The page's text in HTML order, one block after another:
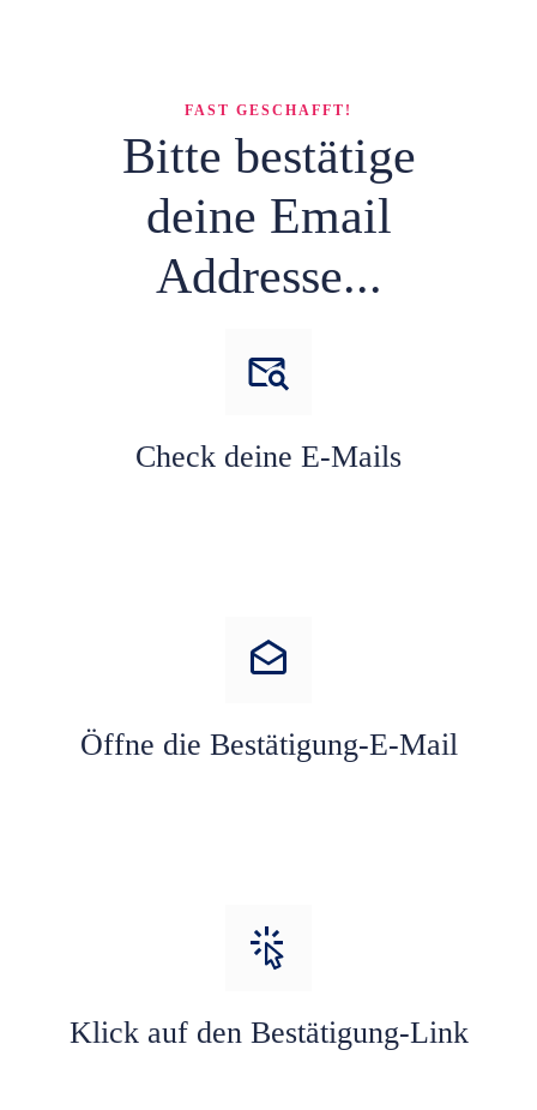
FAST GESCHAFFT!
Bitte bestätige
deine Email
Addresse...
Check deine E-Mails
Öffne die Bestätigung-E-Mail
Klick auf den Bestätigung-Link